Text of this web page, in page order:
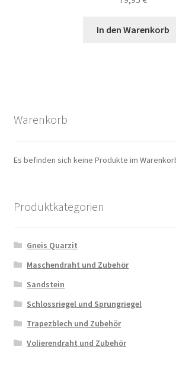
In den Warenkorb
Warenkorb
Es befinden sich keine Produkte im
Produktkategorien
Gneis Quarzit
Maschendraht und Zubehör
Sandstein
Schlossriegel und Sprungriegel
Trapezblech und Zubehör
Volierendraht und Zubehör